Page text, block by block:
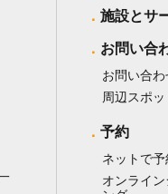
施設とサ
お問い合
お問い合わ
周辺スポッ
予約
ネットで予
オンライ